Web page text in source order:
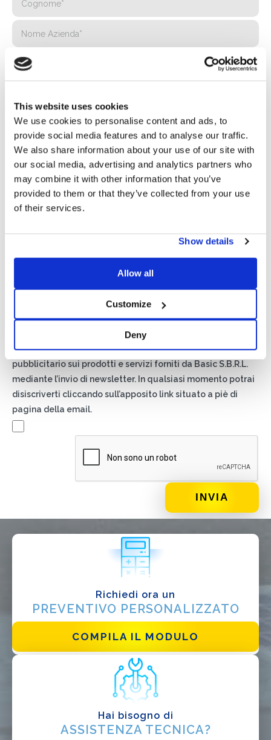
This website uses cookies
We use cookies to personalise content and ads, to
provide social media features and to analyse our traffic.
We also share information about your use of our site with
our social media, advertising and analytics partners who
may combine it with other information that you’ve
provided to them or that they’ve collected from your use
of their services.
Show details
Allow all
Customize
Deny
Autorizzo il trattamento dei miei dati secondo quanto
Privacy Policydi Basic S.r.l .
Spuntando questa casella accetti di ricevere materiale
pubblicitario sui prodotti e servizi forniti da Basic S.B.R.L.
mediante l’invio di newsletter. In qualsiasi momento potrai
disiscriverti cliccando sull’apposito link situato a piè di
pagina della email.
Richiedi ora un
PREVENTIVO PERSONALIZZATO
COMPILA IL MODULO
Hai bisogno di
ASSISTENZA TECNICA?
Installatore
Progettista
EPC